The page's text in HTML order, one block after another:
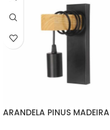
ARANDELA PINUS MADEIRA